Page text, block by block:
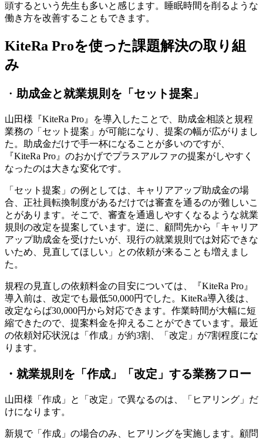
頭するという先生も多いと感じます。睡眠時間を削るような
働き方を改善することもできます。
KiteRa Proを使った課題解決の取り組
み
・ 助成金と就業規則を「セット提案」
山田様 『KiteRa Pro』を導入したことで、
助成金相談と規程
業務の「セット提案」が可能になり、提案の幅が広がりまし
た。
助成金だけで手一杯になることが多いのですが、
『KiteRa Pro』のおかげでプラスアルファの提案がしやすく
なったのは大きな変化です。
「セット提案」の例としては、キャリアアップ助成金の場
合、正社員転換制度があるだけでは審査を通るのが難しいこ
とがあります。そこで、審査を通過しやすくなるような就業
規則の改定を提案しています。逆に、顧問先から「キャリア
アップ助成金を受けたいが、現行の就業規則では対応できな
いため、見直してほしい」との依頼が来ることも増えまし
た。
規程の見直しの依頼料金の目安については、
『KiteRa Pro』
導入前は、改定でも最低50,000円でした。KiteRa導入後は、
改定ならば30,000円から対応できます。作業時間が大幅に短
縮できたので、提案料金を抑えることができています。 最近
の依頼対応状況は「作成」が約3割、「改定」が7割程度にな
ります。
・就業規則を「作成」「改定」する業務フロー
山田様 「作成」と「改定」で異なるのは、「ヒアリング」だ
けになります。
新規で「作成」の場合のみ、ヒアリングを実施します。顧問